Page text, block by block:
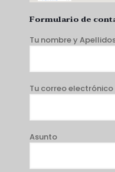
Formulario de
Tu nombre y
Tu correo electrónico
Asunto